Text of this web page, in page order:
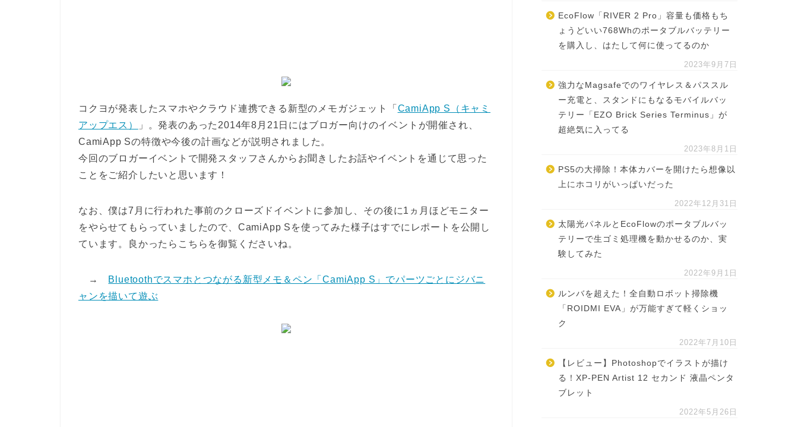
コクヨが発表したスマホやクラウド連携できる新型のメモガジェット「 CamiApp S（キャミ
アップエス）
」。発表のあった2014年8月21日にはブロガー向けのイベントが開催され、
CamiApp Sの特徴や今後の計画などが説明されました。
今回のブロガーイベントで開発スタッフさんからお聞きしたお話やイベントを通じて思った
ことをご紹介したいと思います！
なお、僕は7月に行われた事前のクローズドイベントに参加し、その後に1ヵ月ほどモニター
をやらせてもらっていましたので、CamiApp Sを使ってみた様子はすでにレポートを公開し
ています。良かったらこちらを御覧くださいね。
→ Bluetoothでスマホとつながる新型メモ＆ペン「CamiApp S」でパーツごとにジバニ
ャンを描いて遊ぶ
EcoFlow「RIVER 2 Pro」容量も価格もち
ょうどいい768Whのポータブルバッテリー
を購入し、はたして何に使ってるのか
2023年9月7日
強力なMagsafeでのワイヤレス＆パススル
ー充電と、スタンドにもなるモバイルバッ
テリー「EZO Brick Series Terminus」が
超絶気に入ってる
2023年8月1日
PS5の大掃除！本体カバーを開けたら想像以
上にホコリがいっぱいだった
2022年12月31日
太陽光パネルとEcoFlowのポータブルバッ
テリーで生ゴミ処理機を動かせるのか、実
験してみた
2022年9月1日
ルンバを超えた！全自動ロボット掃除機
「ROIDMI EVA」が万能すぎて軽くショッ
ク
2022年7月10日
【レビュー】Photoshopでイラストが描け
る！XP-PEN Artist 12 セカンド 液晶ペンタ
ブレット
2022年5月26日